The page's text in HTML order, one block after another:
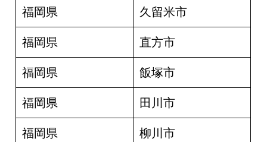
福岡県 久留米市
福岡県 直方市
福岡県 飯塚市
福岡県 田川市
福岡県 柳川市